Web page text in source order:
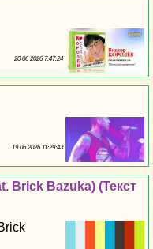
20 06 2026 7:47:24
19 06 2026 11:29:43
Brick Bazuka) (Текст